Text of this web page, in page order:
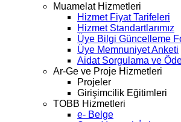
Muamelat Hizmetleri
Hizmet Fiyat Tarifeleri
Hizmet Standartlarımız
Üye Bilgi Güncelleme
Üye Memnuniyet Anketi
Aidat Sorgulama ve
Ar-Ge ve Proje Hizmetleri
Projeler
Girişimcilik Eğitimleri
TOBB Hizmetleri
e- Belge